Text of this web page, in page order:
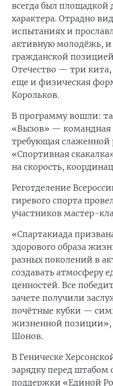
всегда был площадкой
характера. Отрадно
испытаниях и
активную молодёжь, и
гражданской
Отечество — три
еще и физическая
Корольков.
В программу вошли:
«Вызов» — командная
требующая слаженной
«Спортивная
на скорость,
Реготделение
гиревого спорта
участников мастер-
«Спартакиада
здорового образа
разных поколений в
создавать атмосферу
ценностей. Все
зачете получили
почётные кубки —
жизненной
Шонов.
В Геническе
зарядку перед штабом
поддержки «Единой